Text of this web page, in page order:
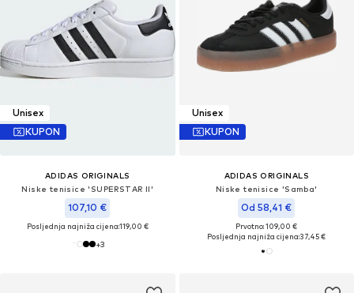
Unisex
KUPON
ADIDAS ORIGINALS
Niske tenisice 'SUPERSTAR II'
107,10 €
Posljednja najniža cijena:119,00 €
+3
Unisex
KUPON
ADIDAS ORIGINALS
Niske tenisice 'Samba'
Od 58,41 €
Prvotno: 109,00 €
Posljednja najniža cijena:37,45 €